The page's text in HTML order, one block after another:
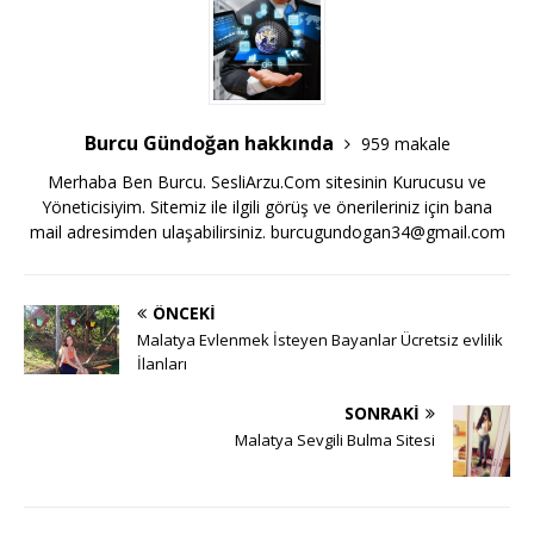
Burcu Gündoğan hakkında
959 makale
Merhaba Ben Burcu. SesliArzu.Com sitesinin Kurucusu ve
Yöneticisiyim. Sitemiz ile ilgili görüş ve önerileriniz için bana
mail adresimden ulaşabilirsiniz. burcugundogan34@gmail.com
ÖNCEKI
Malatya Evlenmek İsteyen Bayanlar Ücretsiz evlilik
İlanları
SONRAKI
Malatya Sevgili Bulma Sitesi